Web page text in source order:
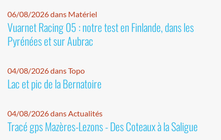
06/08/2026 dans Matériel
Vuarnet Racing 05 : notre test en Finlande, dans les
Pyrénées et sur Aubrac
04/08/2026 dans Topo
Lac et pic de la Bernatoire
04/08/2026 dans Actualités
Tracé gps Mazères-Lezons - Des Coteaux à la Saligue